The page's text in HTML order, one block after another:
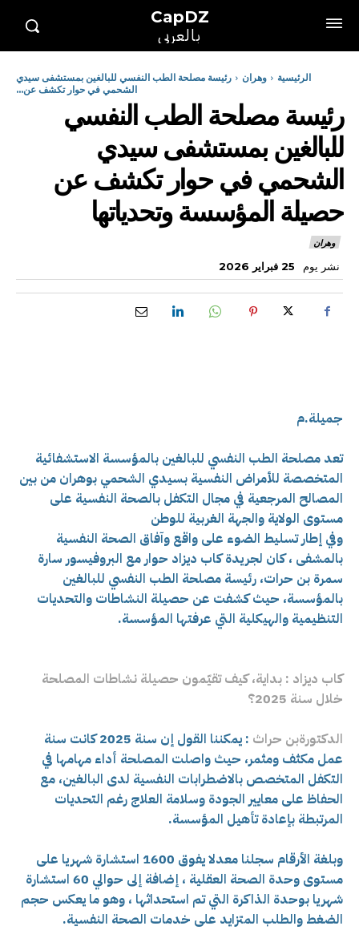
CapDZ
بالعربي
الرئيسية وهران
رئيسة مصلحة الطب النفسي للبالغين بمستشفى سيدي
الشحمي في حوار تكشف عن...
رئيسة مصلحة الطب النفسي
للبالغين بمستشفى سيدي
الشحمي في حوار تكشف عن
حصيلة المؤسسة وتحدياتها
وهران
نشر يوم 25 فبراير 2026
جميلة.م
تعد مصلحة الطب النفسي للبالغين بالمؤسسة الاستشفائية
المتخصصة للأمراض النفسية بسيدي الشحمي بوهران من بين
المصالح المرجعية في مجال التكفل بالصحة النفسية على
مستوى الولاية والجهة الغربية للوطن
وفي إطار تسليط الضوء على واقع وآفاق الصحة النفسية
بالمشفى ، كان لجريدة كاب ديزاد حوار مع البروفيسور سارة
سمرة بن حرات، رئيسة مصلحة الطب النفسي للبالغين
بالمؤسسة، حيث كشفت عن حصيلة النشاطات والتحديات
التنظيمية والهيكلية التي عرفتها المؤسسة.
كاب ديزاد : بداية، كيف تقيّمون حصيلة نشاطات المصلحة
خلال سنة 2025؟
الدكتورةبن حراث
: يمكننا القول إن سنة 2025 كانت سنة
عمل مكثف ومثمر، حيث واصلت المصلحة أداء مهامها في
التكفل المتخصص بالاضطرابات النفسية لدى البالغين، مع
الحفاظ على معايير الجودة وسلامة العلاج رغم التحديات
المرتبطة بإعادة تأهيل المؤسسة.
وبلغة الأرقام سجلنا معدلا يفوق 1600 استشارة شهريا على
مستوى وحدة الصحة العقلية ، إضافة إلى حوالي 60 استشارة
شهريا بوحدة الذاكرة التي تم استحداثها ، وهو ما يعكس حجم
الضغط والطلب المتزايد على خدمات الصحة النفسية.